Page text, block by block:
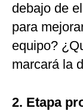
debajo de
para
equipo?
marcará la
2. Etapa